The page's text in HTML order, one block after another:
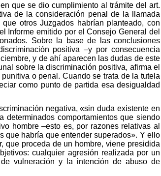
que se dio cumplimiento al trámite del art.
de la consideración penal de la llamada
otros Juzgados habrían planteado, con
Informe emitido por el Consejo General del
Sobre la base de las conclusiones
positiva –y por consecuencia
y de ahí aparecen las dudas de este
sobre la discriminación positiva, afirma el
o penal. Cuando se trata de la tutela
como punto de partida esa desigualdad
negativa, «sin duda existente en
comportamientos que siendo
hombre –esto es, por razones relativas al
que habría que entender superados». Y ello
que proceda de un hombre, viene presidida
cualquier agresión realizada por un
vulneración y la intención de abuso de